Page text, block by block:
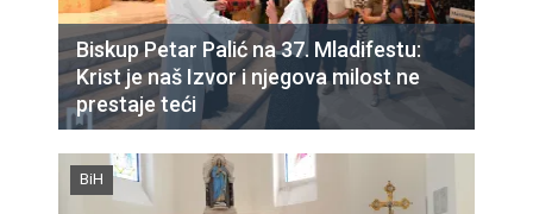
Biskup Petar Palić na 37. Mladifestu:
Krist je naš Izvor i njegova milost ne
prestaje teći
BiH